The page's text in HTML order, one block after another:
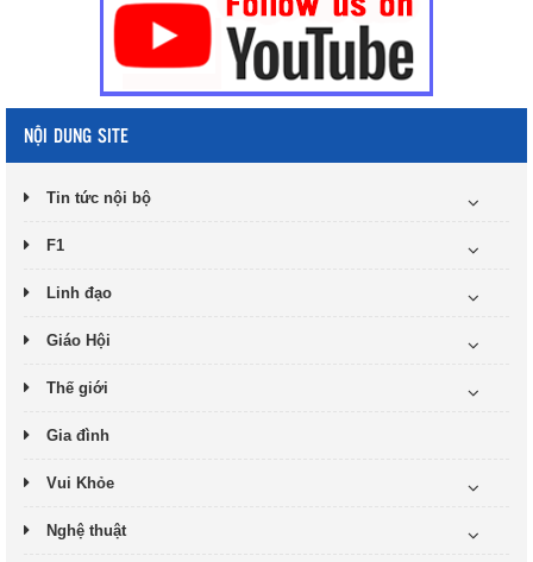
NỘI DUNG SITE
Tin tức nội bộ
F1
Linh đạo
Giáo Hội
Thế giới
Gia đình
Vui Khỏe
Nghệ thuật